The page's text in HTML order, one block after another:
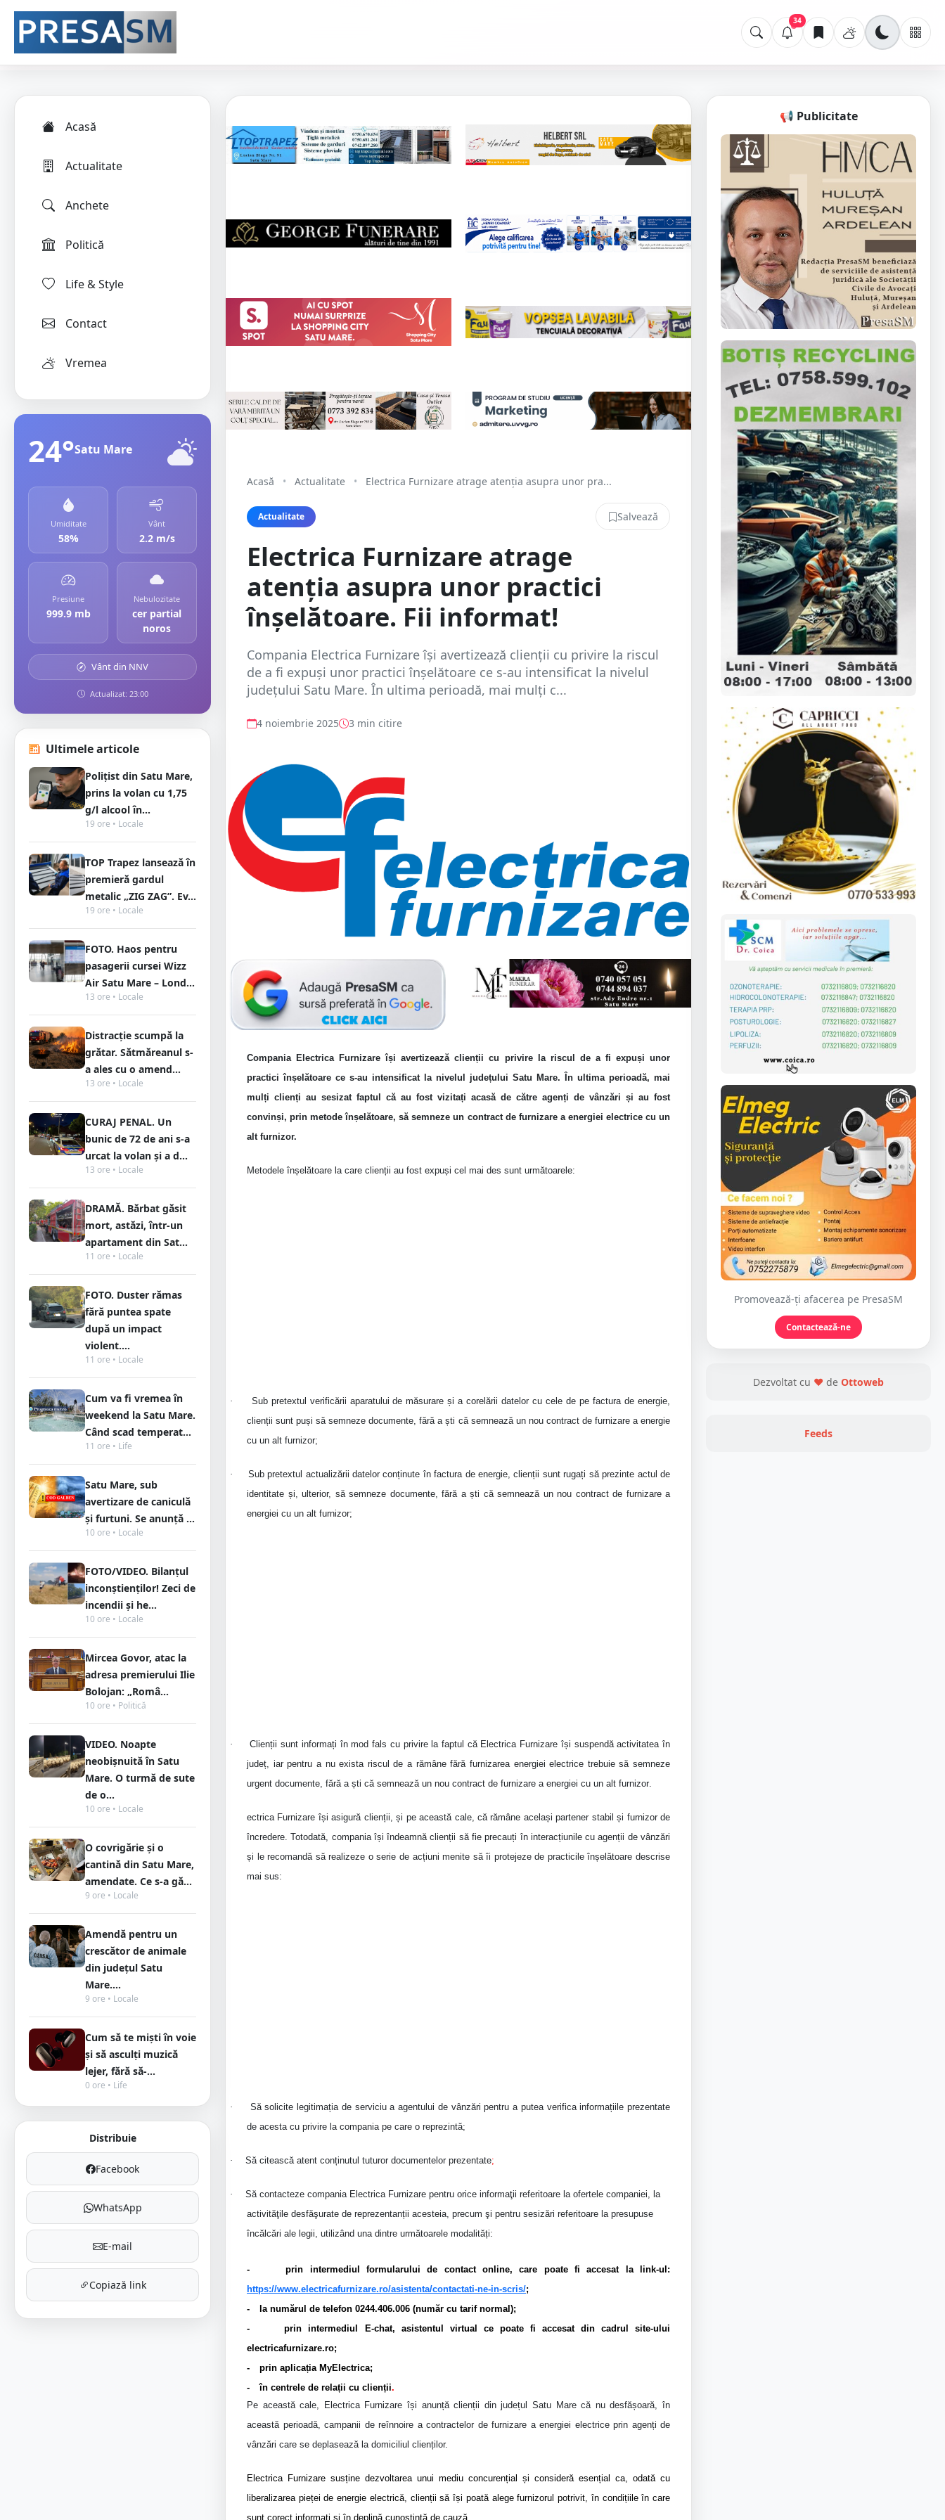
34
Acasă
Actualitate
Anchete
Politică
Life & Style
Contact
Vremea
24°Satu Mare
Umiditate
58%
Vânt
2.2 m/s
Presiune
999.9 mb
Nebulozitate
cer partial
noros
Vânt din NNV
Actualizat: 23:00
Ultimele articole
Polițist din Satu Mare,
prins la volan cu 1,75
g/l alcool în...
19 ore • Locale
TOP Trapez lansează în
premieră gardul
metalic „ZIG ZAG”. Ev...
19 ore • Locale
FOTO. Haos pentru
pasagerii cursei Wizz
Air Satu Mare – Lond...
13 ore • Locale
Distracție scumpă la
grătar. Sătmăreanul s-
a ales cu o amend...
13 ore • Locale
CURAJ PENAL. Un
bunic de 72 de ani s-a
urcat la volan și a d...
13 ore • Locale
DRAMĂ. Bărbat găsit
mort, astăzi, într-un
apartament din Sat...
11 ore • Locale
FOTO. Duster rămas
fără puntea spate
după un impact
violent....
11 ore • Locale
Cum va fi vremea în
weekend la Satu Mare.
Când scad temperat...
11 ore • Life
Satu Mare, sub
avertizare de caniculă
și furtuni. Se anunță ...
10 ore • Locale
FOTO/VIDEO. Bilanțul
inconștienților! Zeci de
incendii și he...
10 ore • Locale
Mircea Govor, atac la
adresa premierului Ilie
Bolojan: „Româ...
10 ore • Politică
VIDEO. Noapte
neobișnuită în Satu
Mare. O turmă de sute
de o...
10 ore • Locale
O covrigărie și o
cantină din Satu Mare,
amendate. Ce s-a gă...
9 ore • Locale
Amendă pentru un
crescător de animale
din județul Satu
Mare....
9 ore • Locale
Cum să te miști în voie
și să asculți muzică
lejer, fără să-...
0 ore • Life
Distribuie
Facebook
WhatsApp
E-mail
Copiază link
Acasă • Actualitate • Electrica Furnizare atrage atenția asupra unor pra...
Actualitate Salvează
Electrica Furnizare atrage
atenția asupra unor practici
înșelătoare. Fii informat!
Compania Electrica Furnizare își avertizează clienții cu privire la riscul
de a fi expuși unor practici înșelătoare ce s-au intensificat la nivelul
județului Satu Mare. În ultima perioadă, mai mulți c...
4 noiembrie 2025 3 min citire
Compania Electrica Furnizare își avertizează clienții cu privire la riscul de a fi expuși unor
practici înșelătoare ce s-au intensificat la nivelul județului Satu Mare. În ultima perioadă, mai
mulți clienți au sesizat faptul că au fost vizitați acasă de către agenți de vânzări și au fost
convinși, prin metode înșelătoare, să semneze un contract de furnizare a energiei electrice cu un
alt furnizor.
Metodele înșelătoare la care clienții au fost expuși cel mai des sunt următoarele:
·
Sub pretextul verificării aparatului de măsurare și a corelării datelor cu cele de pe factura de energie,
clienții sunt puși să semneze documente, fără a ști căsemnează un nou contract de furnizare a energie
cu un alt furnizor;
·
Sub pretextul actualizării datelor conținute în factura de energie, clienții sunt rugați să prezinte actul de
identitate și, ulterior, să semneze documente, fără a ști căsemnează un nou contract de furnizare a
energiei cu un alt furnizor;
· Clienții sunt informați în mod fals cu privire la faptul că Electrica Furnizare își suspendă activitatea în
județ, iar pentru a nu exista riscul de a rămâne fără furnizarea energiei electrice trebuie să semneze
urgent documente, fără a ști că semnează un nou contract de furnizare a energiei cu un alt furnizor
ectrica Furnizare își asigură clienții, și pe această cale, că rămâne același partener stabil și furnizor de
încredere. Totodată, companiaîși îndeamnă clienții să fie precauți în interacțiunile cu agenții de vânzări
și le recomandă să realizeze o serie de acțiuni menite să îi protejeze de practicile înșelătoare descrise
mai sus:
·
Să solicite legitimația de serviciu a agentului de vânzări pentru a putea verifica informațiile prezentate
de acesta cu privire la compania pe care o reprezintă;
· Să citească atent conținutul tuturor documentelor prezentate;
·
Să contacteze compania Electrica Furnizare pentru orice informaţii referitoare la ofertele companiei, la
activităţile desfăşurate de reprezentanții acesteia, precum şi pentru sesizări referitoare la presupuse
încălcări ale legii, utilizând una dintre următoarele modalități:
-
prin intermediul formularului de contact online, care poate fi accesat la link-ul:
https://www.electricafurnizare.ro/asistenta/contactati-ne-in-scris/;
-
la numărul de telefon 0244.406.006 (număr cu tarif normal);
-
prin intermediul E-chat, asistentul virtual ce poate fi accesat din cadrul site-ului
electricafurnizare.ro;
-
prin aplicația MyElectrica;
-
în centrele de relații cu clienții.
Pe această cale, Electrica Furnizare își anunță clienții din județul Satu Mare că nu desfășoară, în
această perioadă, campanii de reînnoire a contractelor de furnizare a energiei electrice prin agenți de
vânzări care se deplasează la domiciliul clienților.
Electrica Furnizare susține dezvoltarea unui mediu concurențial și consideră esențial ca, odată cu
liberalizarea pieței de energie electrică, clienții să își poată alege furnizorul potrivit, în condițiile în care
sunt corect informați și în deplină cunoștință de cauză.
📢 Publicitate
Promovează-ți afacerea pe PresaSM
Contactează-ne
Dezvoltat cu ❤ de Ottoweb
Feeds